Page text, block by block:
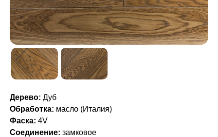
Дерево: Дуб
Обработка: масло (Италия)
Фаска: 4V
Соединение: замковое